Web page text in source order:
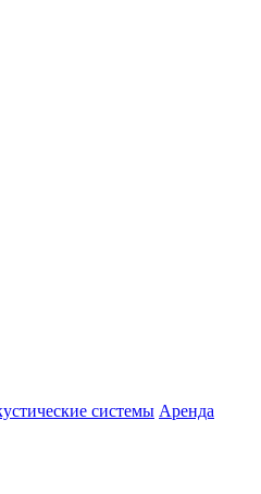
системы Аренда